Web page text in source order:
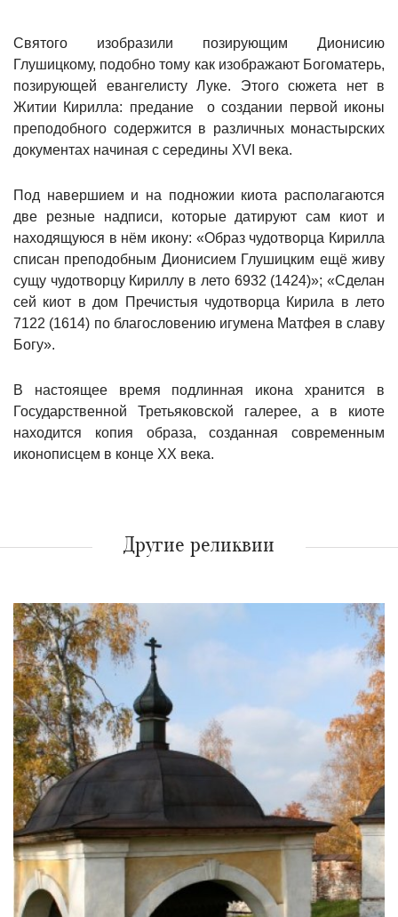
Святого изобразили позирующим Дионисию
Глушицкому, подобно тому как изображают Богоматерь,
позирующей евангелисту Луке. Этого сюжета нет в
Житии Кирилла: предание о создании первой иконы
преподобного содержится в различных монастырских
документах начиная с середины XVI века.
Под навершием и на подножии киота располагаются
две резные надписи, которые датируют сам киот и
находящуюся в нём икону: «Образ чудотворца Кирилла
списан преподобным Дионисием Глушицким ещё живу
сущу чудотворцу Кириллу в лето 6932 (1424)»; «Сделан
сей киот в дом Пречистыя чудотворца Кирила в лето
7122 (1614) по благословению игумена Матфея в славу
Богу».
В настоящее время подлинная икона хранится в
Государственной Третьяковской галерее, а в киоте
находится копия образа, созданная современным
иконописцем в конце XX века.
Другие реликвии